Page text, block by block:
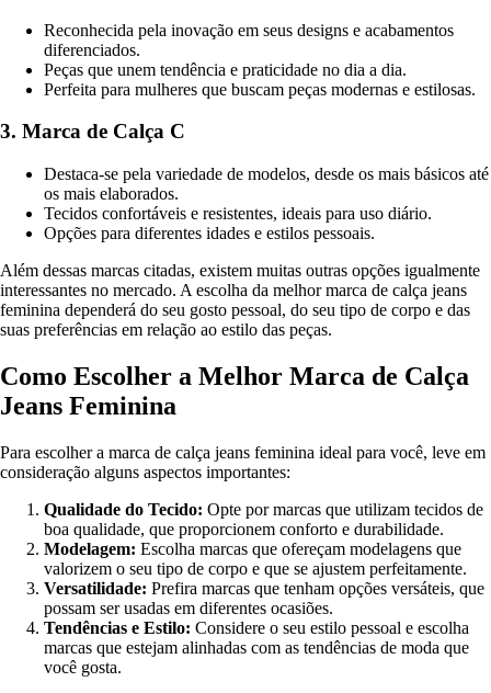
Reconhecida pela inovação em seus designs e acabamentos
diferenciados.
Peças que unem tendência e praticidade no dia a dia.
Perfeita para mulheres que buscam peças modernas e estilosas.
3. Marca de Calça C
Destaca-se pela variedade de modelos, desde os mais básicos até
os mais elaborados.
Tecidos confortáveis e resistentes, ideais para uso diário.
Opções para diferentes idades e estilos pessoais.
Além dessas marcas citadas, existem muitas outras opções igualmente
interessantes no mercado. A escolha da melhor marca de calça jeans
feminina dependerá do seu gosto pessoal, do seu tipo de corpo e das
suas preferências em relação ao estilo das peças.
Como Escolher a Melhor Marca de Calça
Jeans Feminina
Para escolher a marca de calça jeans feminina ideal para você, leve em
consideração alguns aspectos importantes:
Qualidade do Tecido: Opte por marcas que utilizam tecidos de
boa qualidade, que proporcionem conforto e durabilidade.
Modelagem: Escolha marcas que ofereçam modelagens que
valorizem o seu tipo de corpo e que se ajustem perfeitamente.
Versatilidade: Prefira marcas que tenham opções versáteis, que
possam ser usadas em diferentes ocasiões.
Tendências e Estilo: Considere o seu estilo pessoal e escolha
marcas que estejam alinhadas com as tendências de moda que
você gosta.